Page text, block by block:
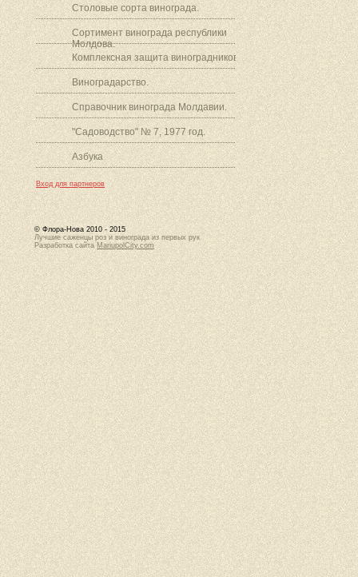
Столовые сорта винограда.
Сортимент винограда республики
Молдова.
Комплексная защита виноградников.
Виноградарство.
Справочник винограда Молдавии.
"Садоводство" № 7, 1977 год.
Азбука
Вход для партнеров
© Флора-Нова 2010 - 2015
Лучшие саженцы роз и винограда из первых рук
Разработка сайта MariupolCity.com